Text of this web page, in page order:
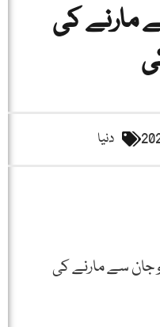
مارنے کی
دنیا
جان سے مارنے کی